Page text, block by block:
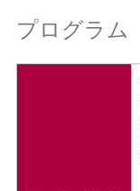
プログラム